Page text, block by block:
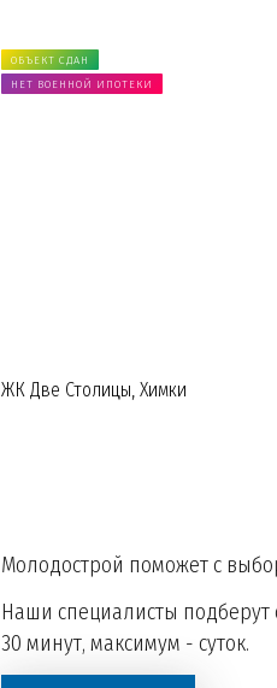
ОБЪЕКТ СДАН
НЕТ ВОЕННОЙ ИПОТЕКИ
ЖК Две Столицы, Химки
Молодострой поможет с
Наши специалисты
30 минут, максимум - суток.